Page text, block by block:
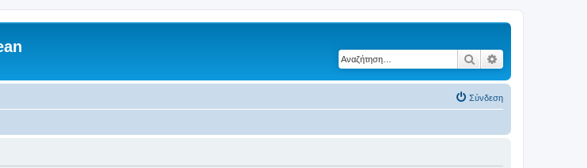
Αναζήτηση
Σύνδεση